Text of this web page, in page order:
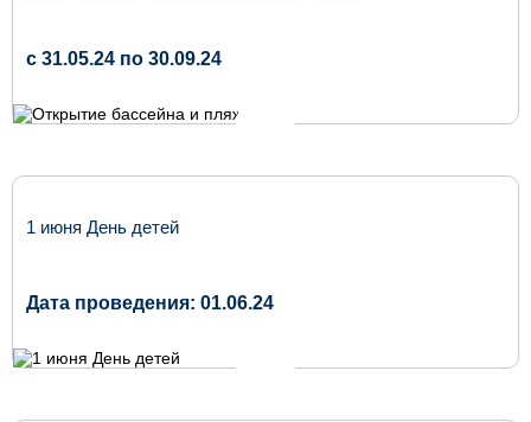
c 31.05.24 по 30.09.24
1 июня День детей
Дата проведения: 01.06.24